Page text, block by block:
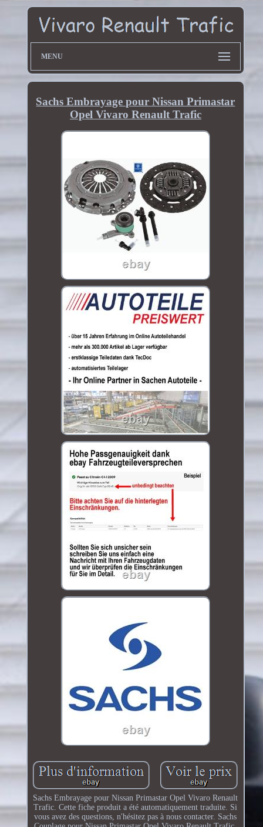
MENU
Sachs Embrayage pour Nissan Primastar
Opel Vivaro Renault Trafic
Sachs Embrayage pour Nissan Primastar Opel Vivaro Renault
Trafic. Cette fiche produit a été automatiquement traduite. Si
vous avez des questions, n'hésitez pas à nous contacter. Sachs